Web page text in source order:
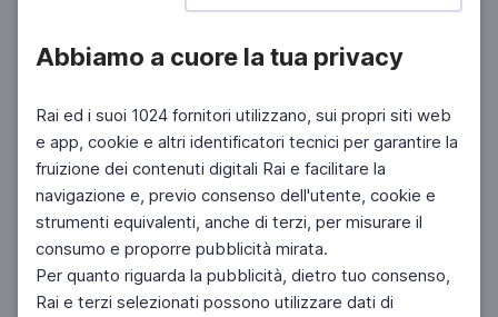
Abbiamo a cuore la tua privacy
Rai ed i suoi 1024 fornitori utilizzano, sui propri siti web
e app, cookie e altri identificatori tecnici per garantire la
fruizione dei contenuti digitali Rai e facilitare la
navigazione e, previo consenso dell'utente, cookie e
strumenti equivalenti, anche di terzi, per misurare il
consumo e proporre pubblicità mirata.
Per quanto riguarda la pubblicità, dietro tuo consenso,
Rai e terzi selezionati possono utilizzare dati di